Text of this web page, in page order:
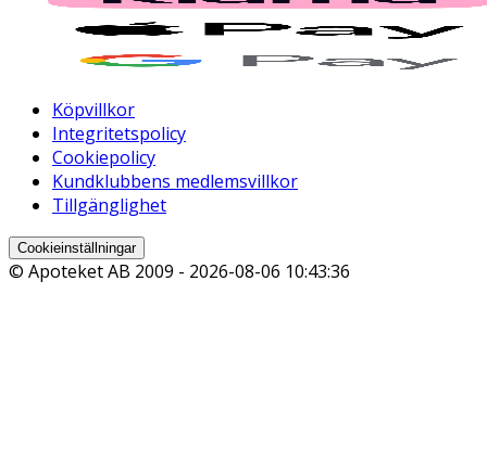
Köpvillkor
Integritetspolicy
Cookiepolicy
Kundklubbens medlemsvillkor
Tillgänglighet
Cookieinställningar
© Apoteket AB 2009 - 2026-08-06 10:43:36